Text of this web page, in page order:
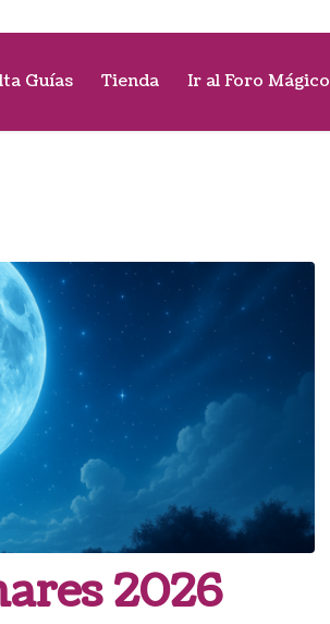
Guías Tienda Ir al Foro Mágico
2026